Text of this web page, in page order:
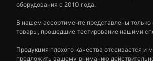
оборудования с 2010 года.
В нашем ассортименте представлены только
товары, прошедшие тестирование нашими
Продукция плохого качества отсеивается и
предложить вашему вниманию